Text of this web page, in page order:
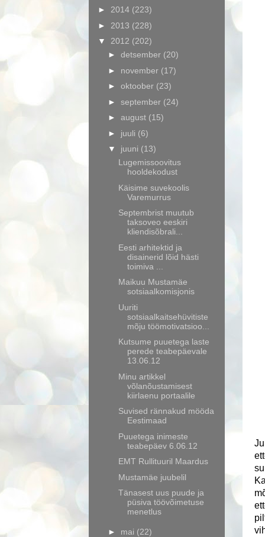
► 2014 (223)
► 2013 (228)
▼ 2012 (202)
► detsember (20)
► november (17)
► oktoober (23)
► september (24)
► august (15)
► juuli (6)
▼ juuni (13)
Lugemissoovitus
hooldekodust
Käisime suvekoolis
Varemurrus
Septembrist muutub
taksoveo eeskiri
kliendisõbrali...
Eesti arhitektid ja
disainerid lõid hästi
toimiva ...
Maikuu Mustamäe
sotsiaalkomisjonis
Uuriti
sotsiaalkaitsehüvitiste
mõju töömotivatsioo...
Kutsume puuetega laste
perede teabepäevale
13.06.12
Minu artikkel
võlanõustamisest
kiirlaenu portaalile
Suvised rännakud mööda
Eestimaad
Puuetega inimeste
teabepäev 6.06.12
EMT Rullituuril Maardus
Mustamäe juubelil
Tänasest uus puude ja
püsiva töövõimetuse
menetlus
► mai (22)